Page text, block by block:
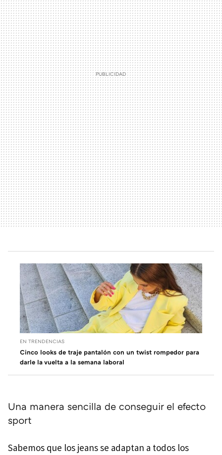
EN TRENDENCIAS
Cinco looks de traje pantalón con un twist rompedor para
darle la vuelta a la semana laboral
Una manera sencilla de conseguir el efecto
sport
Sabemos que los jeans se adaptan a todos los